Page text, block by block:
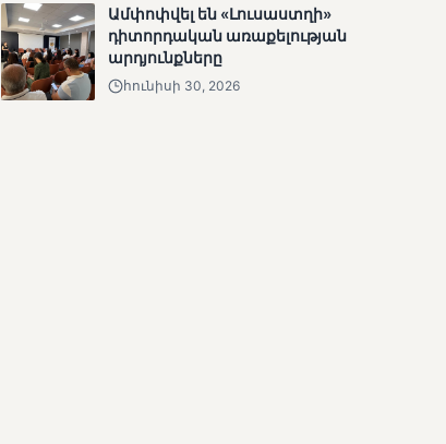
ընտրություններ.
ձեռքբերումներ և
բացթողումներ
Ամփոփվել են «Լուսաստղի»
դիտորդական առաքելության
արդյունքները
հունիսի 30, 2026